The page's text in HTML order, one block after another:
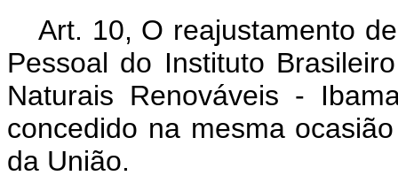
Art. 10, O reajustamento
Pessoal do Instituto
Naturais Renováveis -
concedido na mesma
da União.